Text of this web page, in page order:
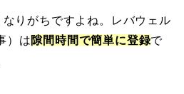
なりがちですよね。レバウェル
）は隙間時間で簡単に登録で